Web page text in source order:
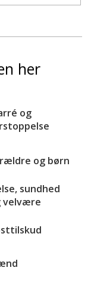
her
og
og børn
sundhed
velvære